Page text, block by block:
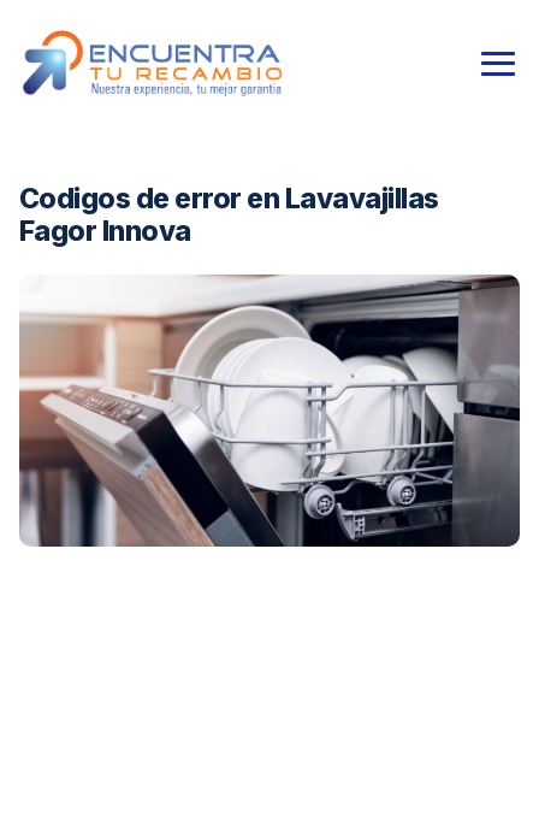
Codigos de error en Lavavajillas
Fagor Innova